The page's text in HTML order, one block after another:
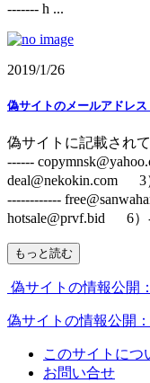
------- h ...
2019/1/26
偽サイトのメールアドレス
偽サイトに記載され
------
deal@nekokin.com
------------
hotsale@prvf.bid 6）
もっと読む
偽サイトの情報公開
偽サイトの情報公開
このサイトにつ
お問い合せ